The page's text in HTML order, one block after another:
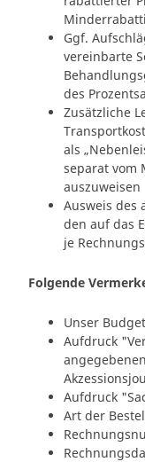
Ggf.
vereinbarte
des
Zusätzliche
als
separat vom
auszuweisen
Ausweis des
den auf das
je
Folgende
Unser
Aufdruck
Aufdruck
Art der